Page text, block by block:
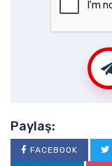
Paylaş:
FACEBOOK